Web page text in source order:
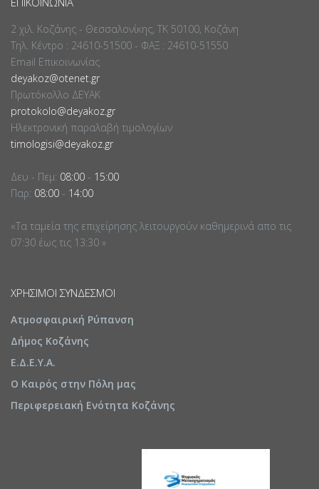
2 χιλ. Κοζάνης - Θεσσαλονίκης, ΤΚ 50100, Κοζάνη
Τηλ. Κέντρο : 24610-51500 - ΦΑΞ : 24610-51550
Email Επικοινωνίας
deyakoz@otenet.gr
Πρωτόκολλο ΔΕΥΑΚ
protokolo@deyakoz.gr
Ηλεκτρονική παραλαβή τιμολογίων
timologisi@deyakoz.gr
Δευ - Πεμ: 08:00 - 15:00
Παρ: 08:00 - 14:00
«Τα ταμεία της επιχείρησης λειτουργούν καθημερινά απο τις
07:30 έως τις 13:30 »
ΧΡΉΣΙΜΟΙ ΣΎΝΔΕΣΜΟΙ
Ατμοσφαιρική Ρύπανση
Δήμος Κοζάνης
Ε.Δ.Ε.Υ.Α.
Ο Καιρός στην Πόλη μας
Περιφερειακή Ενότητα Κοζάνης